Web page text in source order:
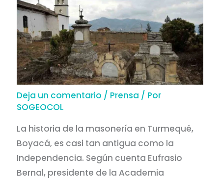
Deja un comentario / Prensa / Por
SOGEOCOL
La historia de la masonería en Turmequé,
Boyacá, es casi tan antigua como la
Independencia. Según cuenta Eufrasio
Bernal, presidente de la Academia